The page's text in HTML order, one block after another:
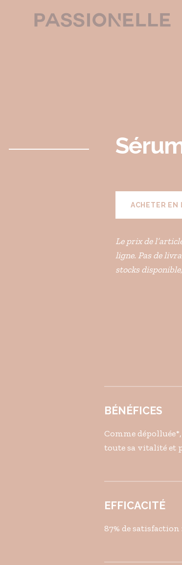
ACHETER EN
Le prix de
ligne. Pas de
stocks
BÉNÉFICES
Comme
toute sa vitalité et
EFFICACITÉ
87% de